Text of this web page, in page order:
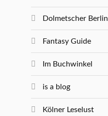
Dolmetscher Berlin
Fantasy Guide
Im Buchwinkel
is a blog
Kölner Leselust